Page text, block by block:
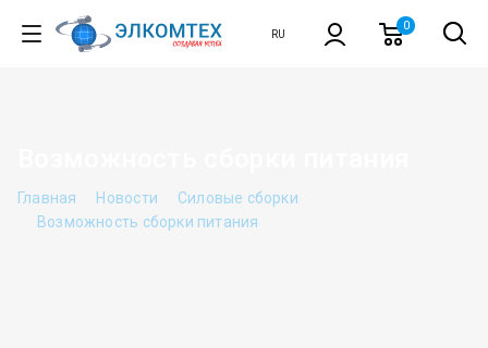
0
RU
Главная Новости
Силовые сборки
Возможность сборки питания